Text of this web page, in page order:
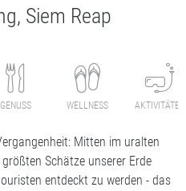
Siem Reap
GENUSS WELLNESS AKTIVITÄTEN
Mitten im uralten
Schätze unserer Erde
entdeckt zu werden - das